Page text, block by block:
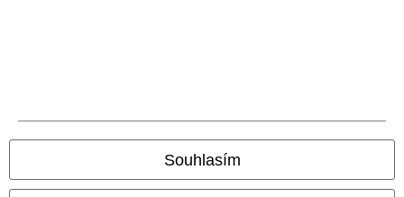
Souhlasím
Právní informace